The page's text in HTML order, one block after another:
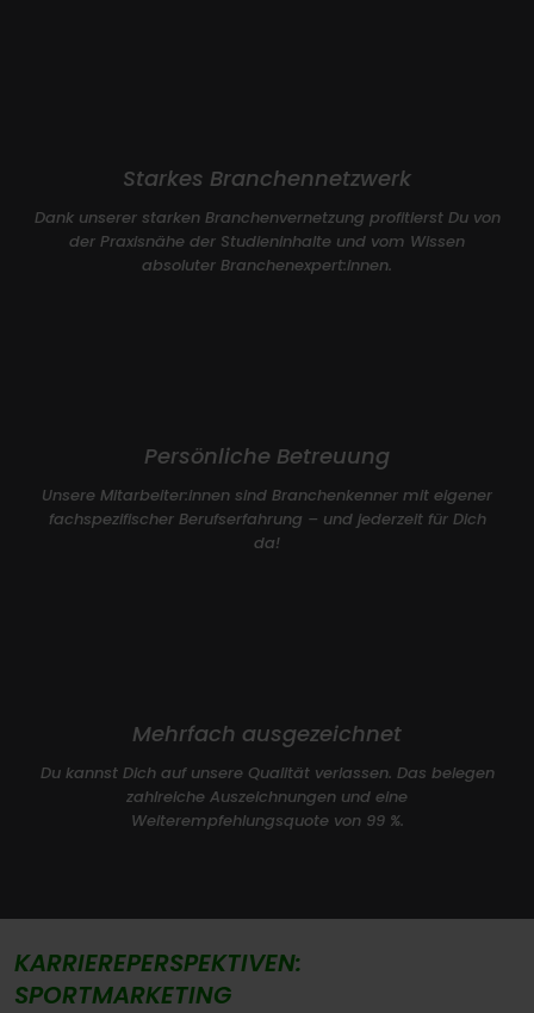
Starkes Branchennetzwerk
Dank unserer starken Branchenvernetzung profitierst Du von
der Praxisnähe der Studieninhalte und vom Wissen
absoluter Branchenexpert:innen.
Persönliche Betreuung
Unsere Mitarbeiter:innen sind Branchenkenner mit eigener
fachspezifischer Berufserfahrung – und jederzeit für Dich
da!
Mehrfach ausgezeichnet
Du kannst Dich auf unsere Qualität verlassen. Das belegen
zahlreiche Auszeichnungen und eine
Weiterempfehlungsquote von 99 %.
KARRIEREPERSPEKTIVEN:
SPORTMARKETING